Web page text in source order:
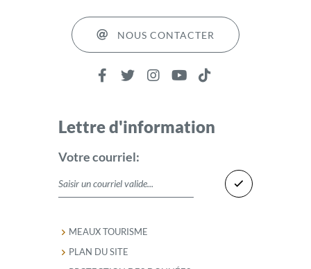
NOUS CONTACTER
Lettre d'information
Votre courriel:
MEAUX TOURISME
PLAN DU SITE